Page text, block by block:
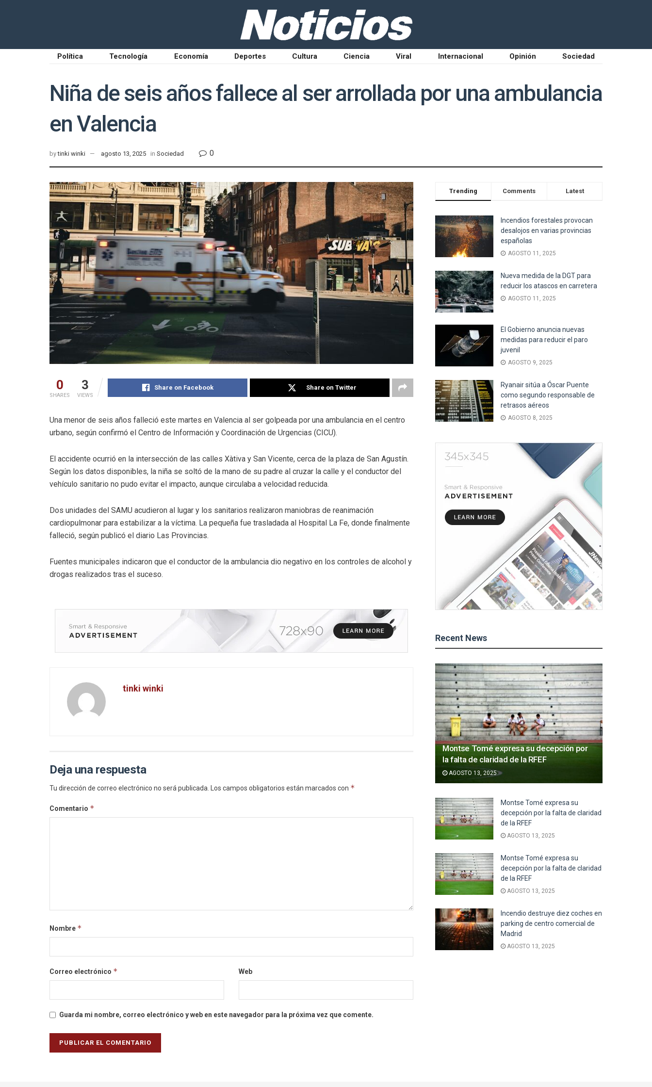
Política Tecnología Economía Deportes Cultura Ciencia Viral Internacional Opinión Sociedad
Niña de seis años fallece al ser arrollada por una ambulancia
en Valencia
by tinki winki agosto 13, 2025 in Sociedad 0
0
SHARES
3
VIEWS
Share on Facebook Share on Twitter
Una menor de seis años falleció este martes en Valencia al ser golpeada por una ambulancia en el centro
urbano, según confirmó el Centro de Información y Coordinación de Urgencias (CICU).
El accidente ocurrió en la intersección de las calles Xàtiva y San Vicente, cerca de la plaza de San Agustín.
Según los datos disponibles, la niña se soltó de la mano de su padre al cruzar la calle y el conductor del
vehículo sanitario no pudo evitar el impacto, aunque circulaba a velocidad reducida.
Dos unidades del SAMU acudieron al lugar y los sanitarios realizaron maniobras de reanimación
cardiopulmonar para estabilizar a la víctima. La pequeña fue trasladada al Hospital La Fe, donde finalmente
falleció, según publicó el diario Las Provincias.
Fuentes municipales indicaron que el conductor de la ambulancia dio negativo en los controles de alcohol y
drogas realizados tras el suceso.
tinki winki
Deja una respuesta
Tu dirección de correo electrónico no será publicada. Los campos obligatorios están marcados con *
Comentario *
Nombre *
Correo electrónico * Web
Guarda mi nombre, correo electrónico y web en este navegador para la próxima vez que comente.
Trending Comments Latest
Incendios forestales provocan
desalojos en varias provincias
españolas
AGOSTO 11, 2025
Nueva medida de la DGT para
reducir los atascos en carretera
AGOSTO 11, 2025
El Gobierno anuncia nuevas
medidas para reducir el paro
juvenil
AGOSTO 9, 2025
Ryanair sitúa a Óscar Puente
como segundo responsable de
retrasos aéreos
AGOSTO 8, 2025
Recent News
Montse Tomé expresa su decepción por
la falta de claridad de la RFEF
AGOSTO 13, 2025
Montse Tomé expresa su
decepción por la falta de claridad
de la RFEF
AGOSTO 13, 2025
Montse Tomé expresa su
decepción por la falta de claridad
de la RFEF
AGOSTO 13, 2025
Incendio destruye diez coches en
parking de centro comercial de
Madrid
AGOSTO 13, 2025